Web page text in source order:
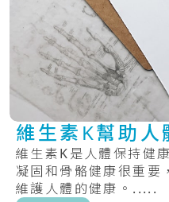
維生素K幫助人
維生素K是人體保持健
凝固和骨骼健康很重要
維護人體的健康。.....